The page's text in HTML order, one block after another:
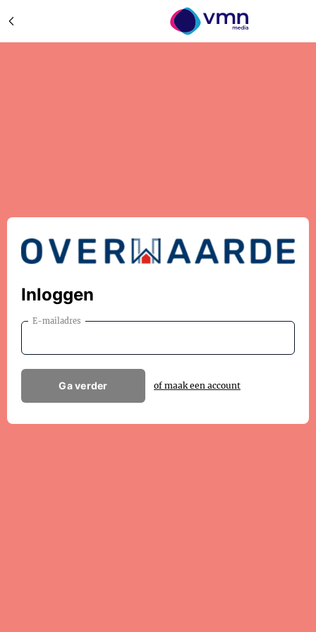
Inloggen
E-mailadres
Ga verder of maak een account